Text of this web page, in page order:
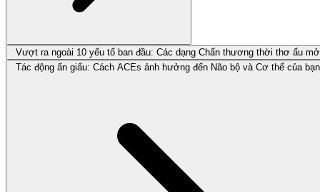
Vượt ra ngoài 10 yếu tố ban đầu: Các dạng Chấn thương thời thơ ấu
Tác động ẩn giấu: Cách ACEs ảnh hưởng đến Não bộ và Cơ thể của bạn